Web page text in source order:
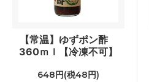
【常温】ゆずポン酢
360ｍｌ【冷凍不可】
648円(税48円)